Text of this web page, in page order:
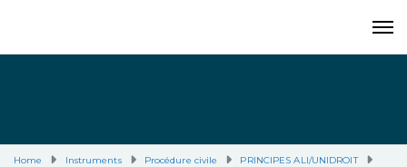
Home Instruments Procédure civile
PRINCIPES ALI/UNIDROIT